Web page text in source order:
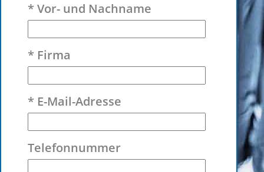
* Vor- und Nachname
* Firma
* E-Mail-Adresse
Telefonnummer